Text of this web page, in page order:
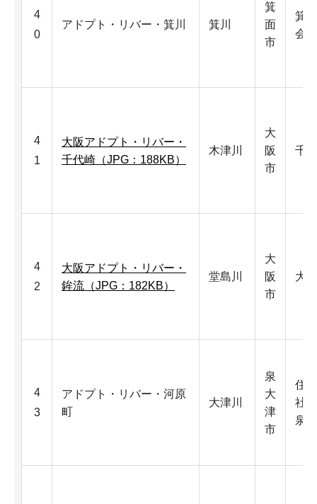
4
0
アドプト・リバー・箕川 箕川
箕
面
市
箕
会
4
1
大阪アドプト・リバー・
千代崎（JPG：188KB）
木津川
大
阪
市
千
4
2
大阪アドプト・リバー・
鉾流（JPG：182KB）
堂島川
大
阪
市
大
4
3
アドプト・リバー・河原
町
大津川
泉
大
津
市
住
社
泉